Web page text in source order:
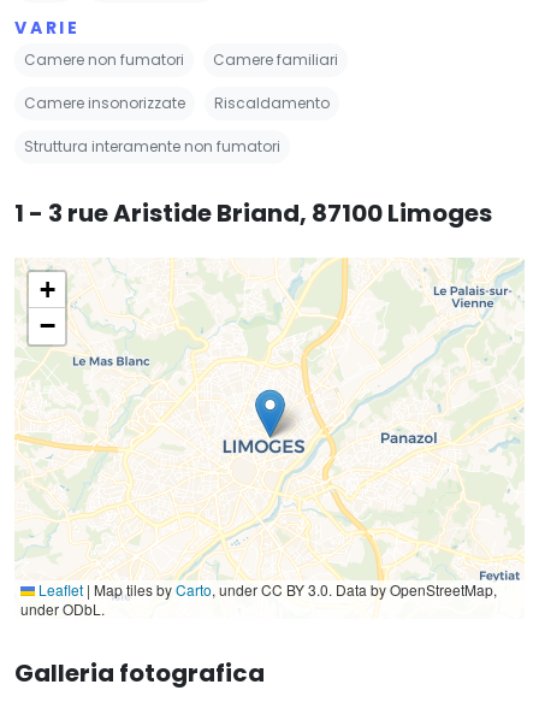
VARIE
Camere non fumatori Camere familiari
Camere insonorizzate Riscaldamento
Struttura interamente non fumatori
1 - 3 rue Aristide Briand, 87100 Limoges
+
−
Leaflet | Map tiles byCarto, under CC BY 3.0. Data by OpenStreetMap,
under ODbL.
Galleria fotografica